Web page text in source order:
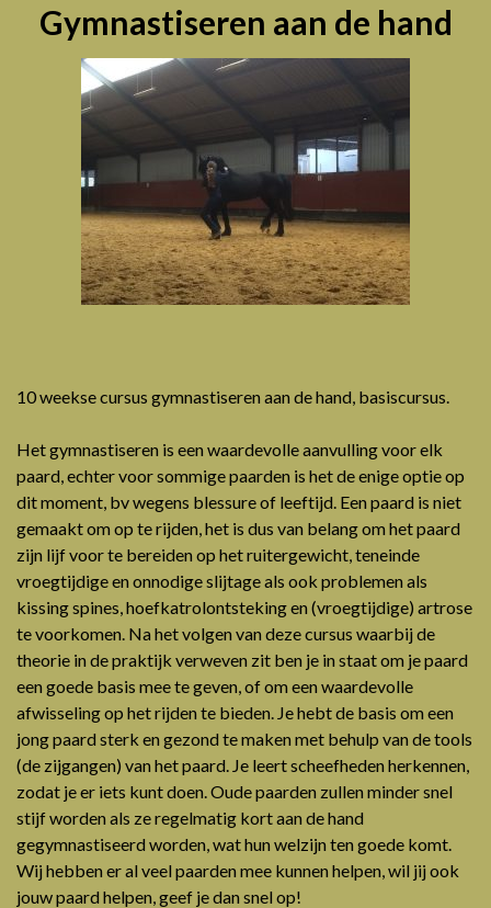
Gymnastiseren aan de hand
10 weekse cursus gymnastiseren aan de hand, basiscursus.
Het gymnastiseren is een waardevolle aanvulling voor elk
paard, echter voor sommige paarden is het de enige optie op
dit moment, bv wegens blessure of leeftijd. Een paard is niet
gemaakt om op te rijden, het is dus van belang om het paard
zijn lijf voor te bereiden op het ruitergewicht, teneinde
vroegtijdige en onnodige slijtage als ook problemen als
kissing spines, hoefkatrolontsteking en (vroegtijdige) artrose
te voorkomen. Na het volgen van deze cursus waarbij de
theorie in de praktijk verweven zit ben je in staat om je paard
een goede basis mee te geven, of om een waardevolle
afwisseling op het rijden te bieden. Je hebt de basis om een
jong paard sterk en gezond te maken met behulp van de tools
(de zijgangen) van het paard. Je leert scheefheden herkennen,
zodat je er iets kunt doen. Oude paarden zullen minder snel
stijf worden als ze regelmatig kort aan de hand
gegymnastiseerd worden, wat hun welzijn ten goede komt.
Wij hebben er al veel paarden mee kunnen helpen, wil jij ook
jouw paard helpen, geef je dan snel op!